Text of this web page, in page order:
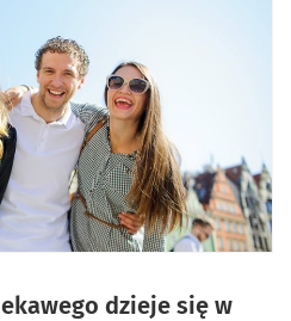
dzieje się w